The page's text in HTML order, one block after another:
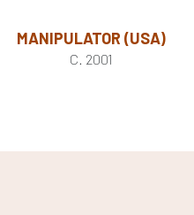
MANIPULATOR (USA)
C. 2001